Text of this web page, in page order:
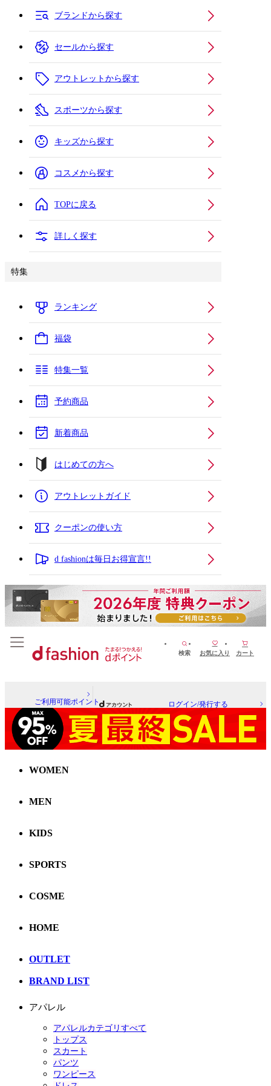
ブランドから探す
セールから探す
アウトレットから探す
スポーツから探す
キッズから探す
コスメから探す
TOPに戻る
詳しく探す
特集
ランキング
福袋
特集一覧
予約商品
新着商品
はじめての方へ
アウトレットガイド
クーポンの使い方
d fashionは毎日お得宣言!!
検索 お気に入り カート
ご利用可能ポイント ログイン/発行する
WOMEN
MEN
KIDS
SPORTS
COSME
HOME
OUTLET
BRAND LIST
アパレル
アパレルカテゴリすべて
トップス
スカート
パンツ
ワンピース